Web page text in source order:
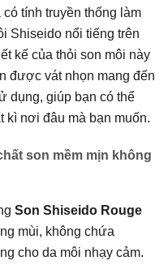
tính truyền thống làm
Shiseido nổi tiếng trên
kế của thỏi son môi này
được vát nhọn mang đến
dụng, giúp bạn có thể
kì nơi đâu mà bạn muốn.
son mềm mịn không
Son Shiseido Rouge
mùi, không chứa
cho da môi nhạy cảm.